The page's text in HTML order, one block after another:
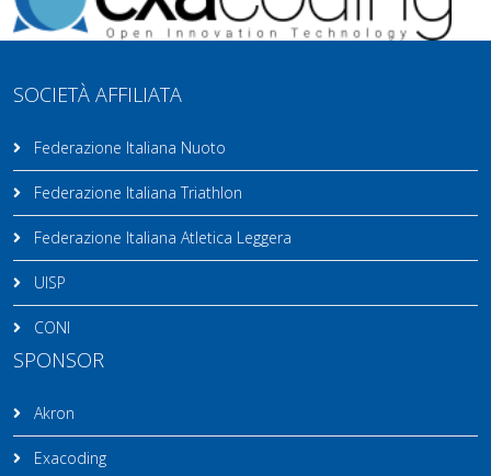
SOCIETÀ AFFILIATA
Federazione Italiana Nuoto
Federazione Italiana Triathlon
Federazione Italiana Atletica Leggera
UISP
CONI
SPONSOR
Akron
Exacoding